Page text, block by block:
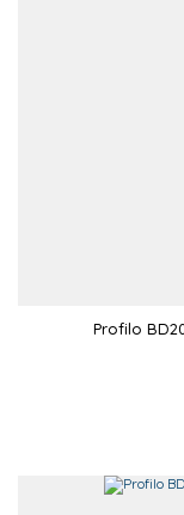
Profilo